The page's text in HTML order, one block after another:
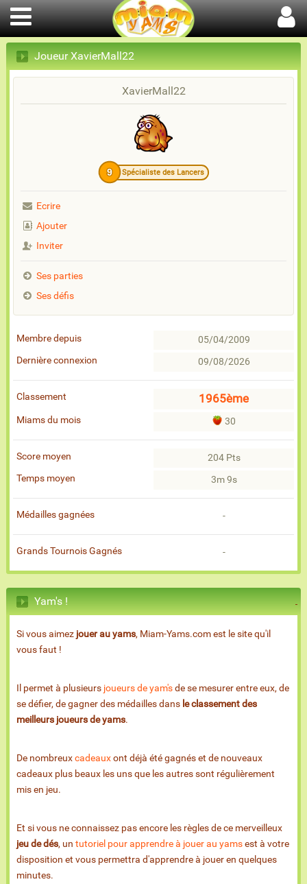
Joueur XavierMall22
XavierMall22
9 Spécialiste des Lancers
Ecrire
Ajouter
Inviter
Ses parties
Ses défis
Membre depuis
05/04/2009
Dernière connexion
09/08/2026
Classement 1965ème
Miams du mois 30
Score moyen
204 Pts
Temps moyen
3m 9s
Médailles gagnées -
Grands Tournois Gagnés -
Yam's !
Si vous aimez jouer au yams, Miam-Yams.com est le site qu'il
vous faut !
Il permet à plusieurs joueurs de yam'sde se mesurer entre eux, de
se défier, de gagner des médailles dans le classement des
meilleurs joueurs de yams.
De nombreuxcadeauxont déjà été gagnés et de nouveaux
cadeaux plus beaux les uns que les autres sont régulièrement
mis en jeu.
Et si vous ne connaissez pas encore les règles de ce merveilleux
jeu de dés, un tutoriel pour apprendre à jouer au yamsest à votre
disposition et vous permettra d'apprendre à jouer en quelques
minutes.